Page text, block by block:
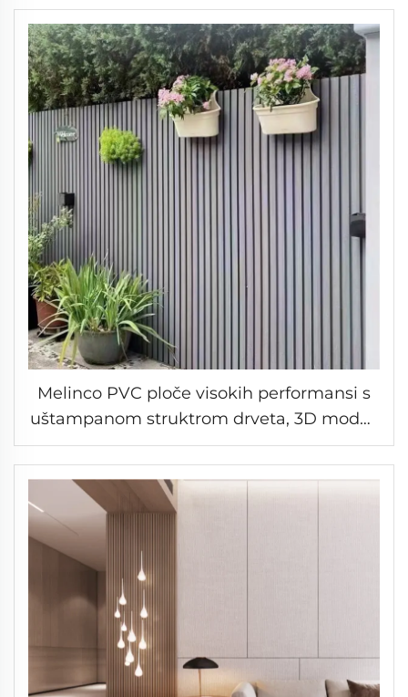
čvrste ploče za unutarnju dekoraciju
Melinco PVC ploče visokih performansi s
uštampanom struktrom drveta, 3D model,
za vanjsku dekoraciju zida otpornu na UV
zrake